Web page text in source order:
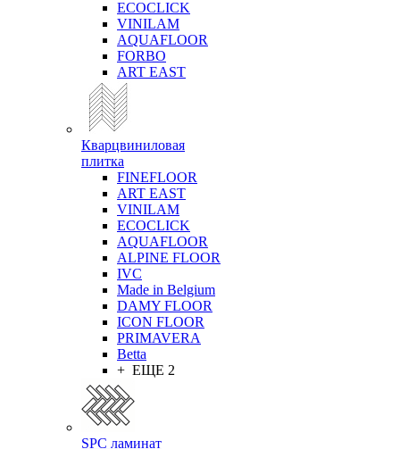
ECOCLICK
VINILAM
AQUAFLOOR
FORBO
ART EAST
Кварцвиниловая
плитка
FINEFLOOR
ART EAST
VINILAM
ECOCLICK
AQUAFLOOR
ALPINE FLOOR
IVC
Made in Belgium
DAMY FLOOR
ICON FLOOR
PRIMAVERA
Betta
+ ЕЩЕ 2
SPC ламинат